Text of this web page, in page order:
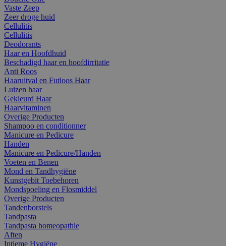
Vaste Zeep
Zeer droge huid
Cellulitis
Cellulitis
Deodorants
Haar en Hoofdhuid
Beschadigd haar en hoofdirritatie
Anti Roos
Haaruitval en Futloos Haar
Luizen haar
Gekleurd Haar
Haarvitaminen
Overige Producten
Shampoo en conditionner
Manicure en Pedicure
Handen
Manicure en Pedicure/Handen
Voeten en Benen
Mond en Tandhygiëne
Kunstgebit Toebehoren
Mondspoeling en Flosmiddel
Overige Producten
Tandenborstels
Tandpasta
Tandpasta homeopathie
Aften
Intieme Hygiëne